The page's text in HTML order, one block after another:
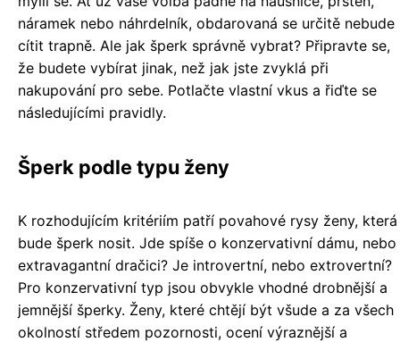
náramek nebo náhrdelník, obdarovaná se určitě nebude
cítit trapně. Ale jak šperk správně vybrat? Připravte se,
že budete vybírat jinak, než jak jste zvyklá při
nakupování pro sebe. Potlačte vlastní vkus a řiďte se
následujícími pravidly.
Šperk podle typu ženy
K rozhodujícím kritériím patří povahové rysy ženy, která
bude šperk nosit. Jde spíše o konzervativní dámu, nebo
extravagantní dračici? Je introvertní, nebo extrovertní?
Pro konzervativní typ jsou obvykle vhodné drobnější a
jemnější šperky. Ženy, které chtějí být všude a za všech
okolností středem pozornosti, ocení výraznější a